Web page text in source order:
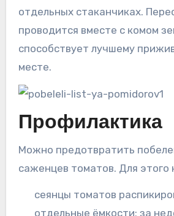
отдельных стаканчиках.
проводится вместе с комом
способствует лучшему
месте.
Профилактика
Можно предотвратить
саженцев томатов. Для этого
сеянцы томатов
отдельные ёмкости; за